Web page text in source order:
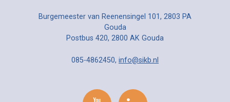
Burgemeester van Reenensingel 101, 2803 PA
Gouda
Postbus 420, 2800 AK Gouda
085-4862450, info@sikb.nl